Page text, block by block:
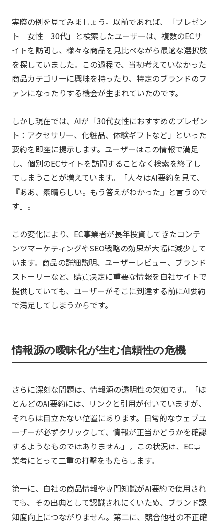
実際の例を見てみましょう。以前であれば、「プレゼン
ト 女性 30代」と検索したユーザーは、複数のECサ
イトを訪問し、様々な商品を見比べながら最適な選択肢
を探していました。この過程で、当初考えていなかった
商品カテゴリーに興味を持ったり、特定のブランドのフ
ァンになったりする機会が生まれていたのです。
しかし現在では、AIが「30代女性におすすめのプレゼン
ト：アクセサリー、化粧品、体験ギフトなど」といった
要約を即座に提示します。ユーザーはこの情報で満足
し、個別のECサイトを訪問することなく検索を終了し
てしまうことが増えています。「人々はAI要約を見て、
『ああ、素晴らしい。もう答えがわかった』と言うので
す」。
この変化により、EC事業者が長年投資してきたコンテ
ンツマーケティングやSEO戦略の効果が大幅に減少して
います。商品の詳細説明、ユーザーレビュー、ブランド
ストーリーなど、購買決定に重要な情報を自社サイトで
提供していても、ユーザーがそこに到達する前にAI要約
で満足してしまうからです。
情報源の曖昧化が生む信頼性の危機
さらに深刻な問題は、情報源の透明性の欠如です。「ほ
とんどのAI要約には、リンクと引用が付いていますが、
それらは目立たない位置にあります。日常的なウェブユ
ーザーが必ずクリックして、情報が正当かどうかを確認
するようなものではありません」。この状況は、EC事
業者にとって二重の打撃をもたらします。
第一に、自社の商品情報や専門知識がAI要約で使用され
ても、その出典として認識されにくいため、ブランド認
知度向上につながりません。第二に、競合他社の不正確